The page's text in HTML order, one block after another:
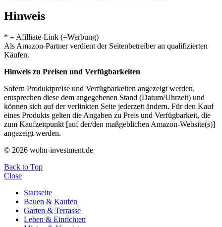
Hinweis
* = Afilliate-Link (=Werbung)
Als Amazon-Partner verdient der Seitenbetreiber an qualifizierten
Käufen.
Hinweis zu Preisen und Verfügbarkeiten
Sofern Produktpreise und Verfügbarkeiten angezeigt werden,
entsprechen diese dem angegebenen Stand (Datum/Uhrzeit) und
können sich auf der verlinkten Seite jederzeit ändern. Für den Kauf
eines Produkts gelten die Angaben zu Preis und Verfügbarkeit, die
zum Kaufzeitpunkt [auf der/den maßgeblichen Amazon-Website(s)]
angezeigt werden.
© 2026 wohn-investment.de
Back to Top
Close
Startseite
Bauen & Kaufen
Garten & Terrasse
Leben & Einrichten